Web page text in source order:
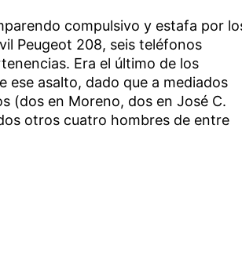
compulsivo y estafa por
Peugeot 208, seis teléfonos
Era el último de los
ese asalto, dado que a mediados
(dos en Moreno, dos en José C.
otros cuatro hombres de entre